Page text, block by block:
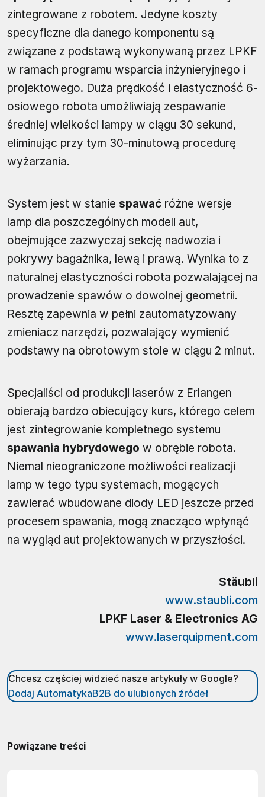
zintegrowane z robotem. Jedyne koszty
specyficzne dla danego komponentu są
związane z podstawą wykonywaną przez LPKF
w ramach programu wsparcia inżynieryjnego i
projektowego. Duża prędkość i elastyczność 6-
osiowego robota umożliwiają zespawanie
średniej wielkości lampy w ciągu 30 sekund,
eliminując przy tym 30-minutową procedurę
wyżarzania.
System jest w stanie spawać różne wersje
lamp dla poszczególnych modeli aut,
obejmujące zazwyczaj sekcję nadwozia i
pokrywy bagażnika, lewą i prawą. Wynika to z
naturalnej elastyczności robota pozwalającej na
prowadzenie spawów o dowolnej geometrii.
Resztę zapewnia w pełni zautomatyzowany
zmieniacz narzędzi, pozwalający wymienić
podstawy na obrotowym stole w ciągu 2 minut.
Specjaliści od produkcji laserów z Erlangen
obierają bardzo obiecujący kurs, którego celem
jest zintegrowanie kompletnego systemu
spawania hybrydowego w obrębie robota.
Niemal nieograniczone możliwości realizacji
lamp w tego typu systemach, mogących
zawierać wbudowane diody LED jeszcze przed
procesem spawania, mogą znacząco wpłynąć
na wygląd aut projektowanych w przyszłości.
Stäubli
www.staubli.com
LPKF Laser & Electronics AG
www.laserquipment.com
Chcesz częściej widzieć nasze artykuły w Google?
Dodaj AutomatykaB2B do ulubionych źródeł
Powiązane treści